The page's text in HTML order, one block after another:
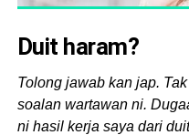
Duit haram?
Tolong jawab kan jap.
soalan wartawan ni.
ni hasil kerja saya dari